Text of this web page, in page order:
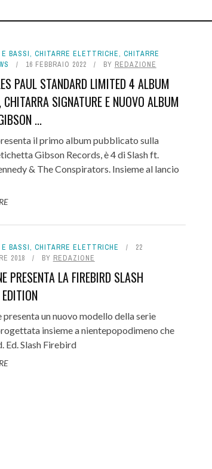
BASSI, CHITARRE ELETTRICHE, CHITARRE
16 FEBBRAIO 2022 BY REDAZIONE
PAUL STANDARD LIMITED 4 ALBUM
CHITARRA SIGNATURE E NUOVO ALBUM
...
il primo album pubblicato sulla
Gibson Records, è 4 di Slash ft.
& The Conspirators. Insieme al lancio
BASSI, CHITARRE ELETTRICHE
22
2018
BY REDAZIONE
PRESENTA LA FIREBIRD SLASH
presenta un nuovo modello della serie
insieme a nientepopodimeno che
Ed. Slash Firebird